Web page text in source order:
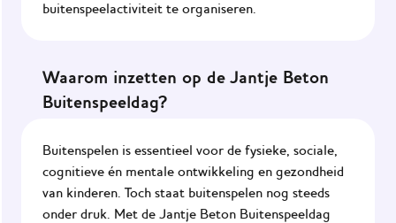
buitenspeelactiviteit te organiseren.
Waarom inzetten op de Jantje Beton
Buitenspeeldag?
Buitenspelen is essentieel voor de fysieke, sociale,
cognitieve én mentale ontwikkeling en gezondheid
van kinderen. Toch staat buitenspelen nog steeds
onder druk. Met de Jantje Beton Buitenspeeldag
Onze
Nieuws
JOGG
Gemeenten